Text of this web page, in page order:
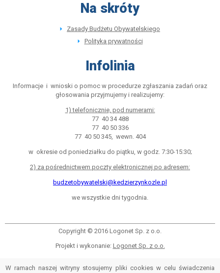
Na skróty
Zasady Budżetu Obywatelskiego
Polityka prywatności
Infolinia
Informacje i wnioski o pomoc w procedurze zgłaszania zadań oraz
głosowania przyjmujemy i realizujemy:
1) telefonicznie, pod numerami:
77 40 34 488
77 40 50 336
77 40 50 345, wewn. 404
w okresie od poniedziałku do piątku, w godz. 7:30-15:30;
2) za pośrednictwem poczty elektronicznej po adresem:
budzetobywatelski@kedzierzynkozle.pl
we wszystkie dni tygodnia.
Copyright © 2016 Logonet Sp. z o.o.
Projekt i wykonanie: Logonet Sp. z o.o.
W ramach naszej witryny stosujemy pliki cookies w celu świadczenia